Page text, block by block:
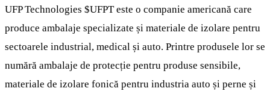
UFP Technologies $UFPTeste o companie americană care
produce ambalaje specializate și materiale de izolare pentru
sectoarele industrial, medical și auto. Printre produsele lor se
numără ambalaje de protecție pentru produse sensibile,
materiale de izolare fonică pentru industria auto și perne și